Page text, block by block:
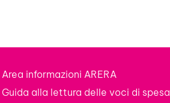
Area informazioni ARERA
Guida alla lettura delle voci di spesa